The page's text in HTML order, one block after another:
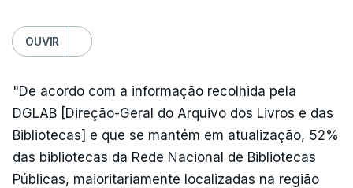
OUVIR
"De acordo com a informação recolhida pela
DGLAB [Direção-Geral do Arquivo dos Livros e das
Bibliotecas] e que se mantém em atualização, 52%
das bibliotecas da Rede Nacional de Bibliotecas
Públicas, maioritariamente localizadas na região